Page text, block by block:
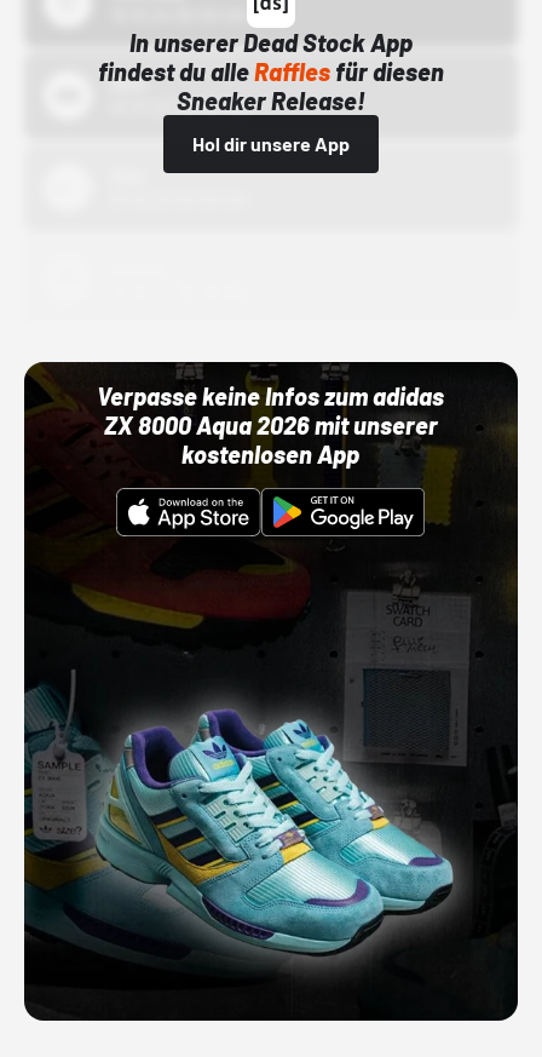
In unserer Dead Stock App
findest du alleRafflesfür diesen
Sneaker Release!
Hol dir unsere App
Bstn
01.10.22 00:00 Uhr
Verpasse keine Infos zum adidas
ZX 8000 Aqua 2026 mit unserer
kostenlosen App